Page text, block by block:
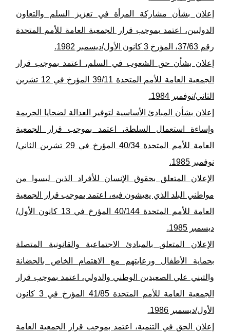
إعلان بشأن مشاركة المرأة في تعزيز السلم والتعاون
الدوليين، اعتمد بموجب قرار الجمعية العامة للأمم المتحدة
رقم 37/63، المؤرخ 3 كانون الأول/ديسمبر 1982.
إعلان بشأن حق الشعوب في السلم، اعتمد بموجب قرار
الجمعية العامة للأمم المتحدة 39/11 المؤرخ في 12 تشرين
الثاني/نوفمبر 1984.
إعلان بشأن المبادئ الأساسية لتوفير العدالة لضحايا الجريمة
وإساءة استعمال السلطة، اعتمد بموجب قرار الجمعية
العامة للأمم المتحدة 40/34 المؤرخ في 29 تشرين الثاني/
نوفمبر 1985.
الإعلان المتعلق بحقوق الإنسان للأفراد الذين ليسوا من
مواطني البلد الذي يعيشون فيه، اعتمد بموجب قرار الجمعية
العامة للأمم المتحدة 40/144 المؤرخ في 13 كانون الأول/
ديسمبر 1985.
الإعلان المتعلق بالمبادئ الاجتماعية والقانونية المتصلة
بحماية الأطفال ورعايتهم مع الاهتمام الخاص بالحضانة
والتبني علي الصعيدين الوطني والدولي، اعتمد بموجب قرار
الجمعية العامة للأمم المتحدة 41/85 المؤرخ في 3 كانون
الأول/ديسمبر 1986.
إعلان الحق في التنمية، اعتمد بموجب قرار الجمعية العامة